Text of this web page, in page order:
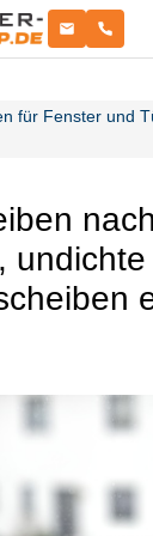
für Fenster und